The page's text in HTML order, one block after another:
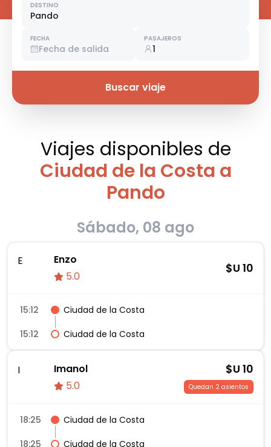
DESTINO
Pando
FECHA
Fecha de salida
PASAJEROS
1
Buscar viaje
Viajes disponibles de
Ciudad de la Costa a
Pando
Sábado, 08 ago
E
Enzo
5.0
$U 10
15:12
Ciudad de la Costa
15:12
Ciudad de la Costa
I
Imanol
5.0
$U 10
Quedan 2 asientos
18:25
Ciudad de la Costa
18:25
Ciudad de la Costa